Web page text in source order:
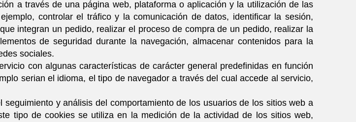
a través de una página web, plataforma o aplicación y la utilización de las
controlar el tráfico y la comunicación de datos, identificar la sesión,
integran un pedido, realizar el proceso de compra de un pedido, realizar la
de seguridad durante la navegación, almacenar contenidos para la
sociales.
con algunas características de carácter general predefinidas en función
serian el idioma, el tipo de navegador a través del cual accede al servicio,
y análisis del comportamiento de los usuarios de los sitios web a
tipo de cookies se utiliza en la medición de la actividad de los sitios web,